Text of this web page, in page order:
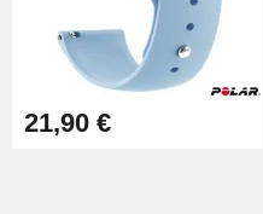
21,90 €